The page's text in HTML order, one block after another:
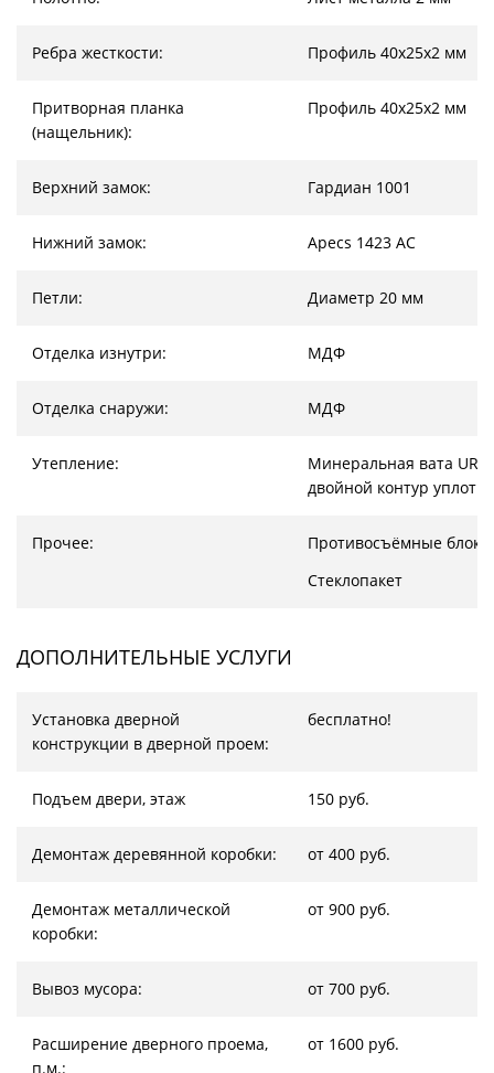
Ребра жесткости: Профиль 40х25х2 мм
Притворная планка
(нащельник):
Профиль 40х25х2 мм
Верхний замок: Гардиан 1001
Нижний замок: Apecs 1423 AC
Петли: Диаметр 20 мм
Отделка изнутри: МДФ
Отделка снаружи: МДФ
Утепление:
Минеральная вата
двойной контур
Прочее:
Противосъёмные
Стеклопакет
ДОПОЛНИТЕЛЬНЫЕ УСЛУГИ
Установка дверной
конструкции в дверной проем:
бесплатно!
Подъем двери, этаж 150 руб.
Демонтаж деревянной коробки: от 400 руб.
Демонтаж металлической
коробки:
от 900 руб.
Вывоз мусора: от 700 руб.
Расширение дверного проема,
п.м.:
от 1600 руб.